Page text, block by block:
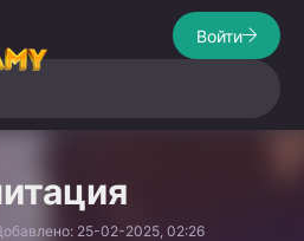
Войти
25-02-2025, 02:26